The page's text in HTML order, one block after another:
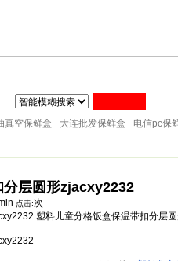
理箱 塑料储物架
真空保鲜盒 大连批发保鲜盒 电信pc保
分层圆形zjacxy2232
点击:次
塑料儿童分格饭盒保温带扣分层